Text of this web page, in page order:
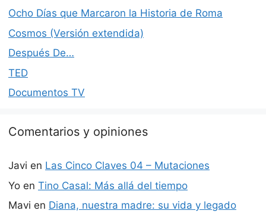
Ocho Días que Marcaron la Historia de Roma
Cosmos (Versión extendida)
Después De…
TED
Documentos TV
Comentarios y opiniones
Javi en Las Cinco Claves 04 – Mutaciones
Yo en Tino Casal: Más allá del tiempo
Mavi en Diana, nuestra madre: su vida y legado